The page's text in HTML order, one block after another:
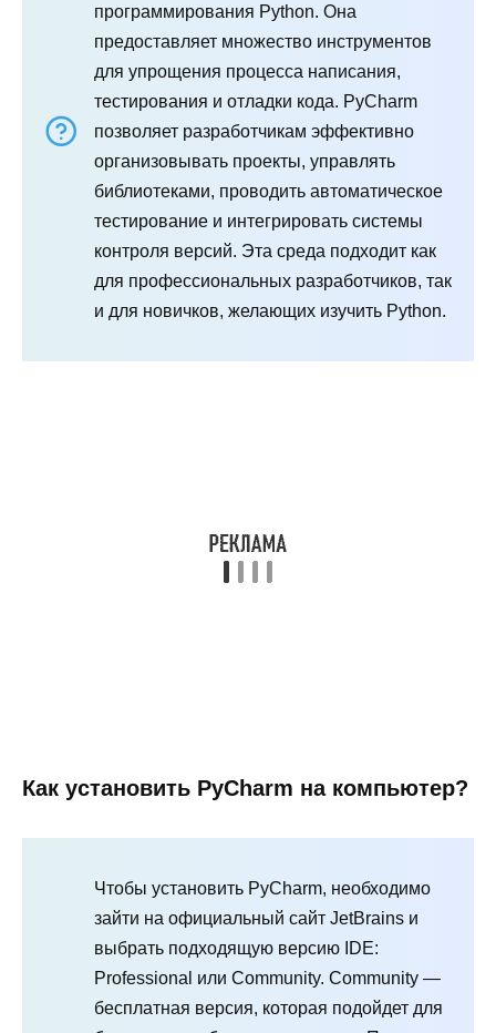
программирования Python. Она
предоставляет множество инструментов
для упрощения процесса написания,
тестирования и отладки кода. PyCharm
позволяет разработчикам эффективно
организовывать проекты, управлять
библиотеками, проводить автоматическое
тестирование и интегрировать системы
контроля версий. Эта среда подходит как
для профессиональных разработчиков, так
и для новичков, желающих изучить Python.
Как установить PyCharm на компьютер?
Чтобы установить PyCharm, необходимо
зайти на официальный сайт JetBrains и
выбрать подходящую версию IDE:
Professional или Community. Community —
бесплатная версия, которая подойдет для